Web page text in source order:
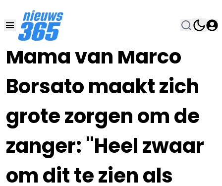
Mama van Marco
Borsato maakt zich
grote zorgen om de
zanger: "Heel zwaar
om dit te zien als
23 SEP 2023, 11:00